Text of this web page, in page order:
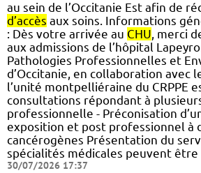
au sein de l’Occitanie Est afin de
d’accès aux soins. Informations
: Dès votre arrivée au CHU, merci
aux admissions de l’hôpital
Pathologies Professionnelles et
d’Occitanie, en collaboration avec
l’unité montpelliéraine du CRPPE
consultations répondant à
professionnelle - Préconisation
exposition et post professionnel à
cancérogènes Présentation du
spécialités médicales peuvent être
30/07/2026 17:37